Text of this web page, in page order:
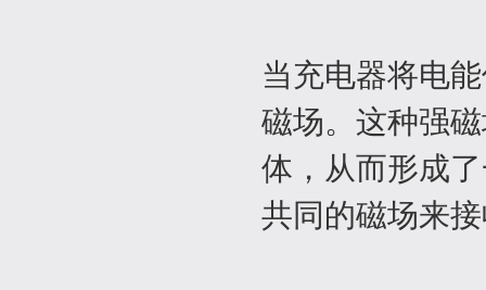
当充电器将电
磁场。这种强
体，从而形成
共同的磁场来